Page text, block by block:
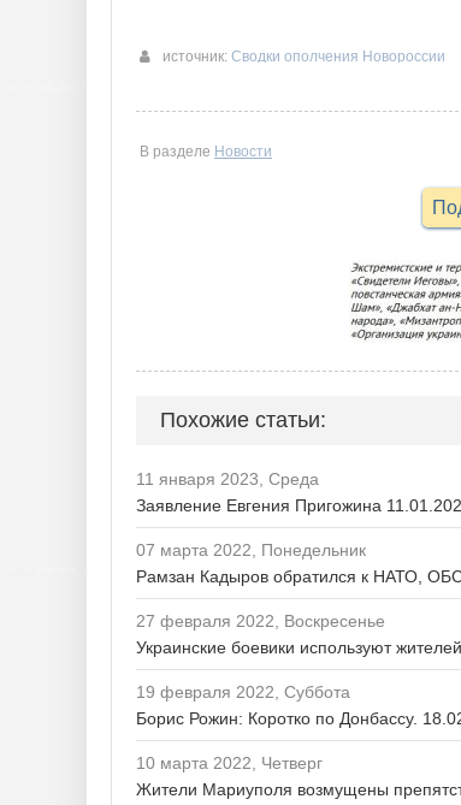
источник: Сводки ополчения Новороссии
В разделе Новости
Похожие статьи:
11 января 2023, Среда
Заявление Евгения Пригожина
07 марта 2022, Понедельник
Рамзан Кадыров обратился к НАТО,
27 февраля 2022, Воскресенье
Украинские боевики используют
19 февраля 2022, Суббота
Борис Рожин: Коротко по Донбассу.
10 марта 2022, Четверг
Жители Мариуполя возмущены